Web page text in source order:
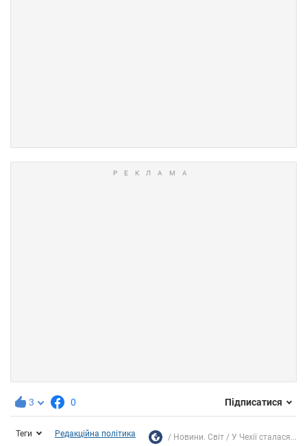
3 0 Підписатися
Теги Редакційна політика Новини. Світ У Чехії сталася...